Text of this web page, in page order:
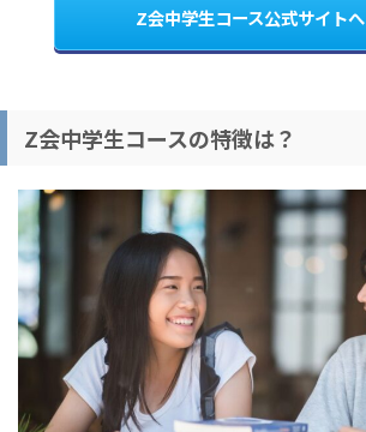
Z会中学生コース公式サイトへ
Z会中学生コースの特徴は？